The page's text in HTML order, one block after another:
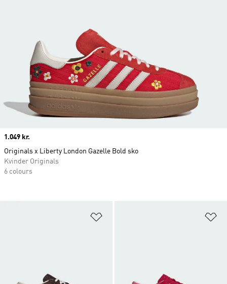
Price
1.049 kr.
Originals x Liberty London Gazelle Bold sko
Kvinder Originals
6 colours